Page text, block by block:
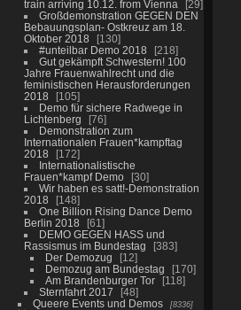
train arriving 10.12. from Vienna
29
Großdemonstration GEGEN DEN
Bebauungsplan- Ostkreuz am 18.
Oktober 2018
130
#unteilbar Demo 2018
218
Gut gekämpft Schwestern! 100
Jahre Frauenwahlrecht und die
feministischen Herausforderungen
2018
105
Demo für sichere Radwege in
Lichtenberg
76
Demonstration zum
Internationalen Frauen*kampftag
2018
172
Internationalistische
Frauen*kampf Demo
30
Wir haben es satt!-Demonstration
2018
148
One Billion Rising Dance Demo
Berlin 2018
61
DEMO GEGEN HASS und
Rassismus im Bundestag
383
Der Demozug
12
Demozug am Bundestag
170
Am Brandenburger Tor
118
Sternfahrt 2017
48
Queere Events und Demos
8336